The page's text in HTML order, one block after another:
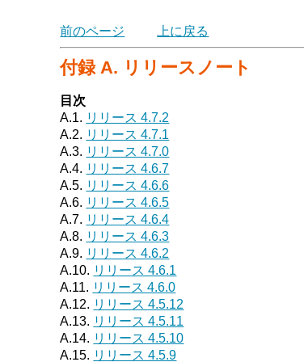
前のページ
上に戻る
付録 A. リリースノート
目次
A.1. リリース 4.7.2
A.2. リリース 4.7.1
A.3. リリース 4.7.0
A.4. リリース 4.6.7
A.5. リリース 4.6.6
A.6. リリース 4.6.5
A.7. リリース 4.6.4
A.8. リリース 4.6.3
A.9. リリース 4.6.2
A.10. リリース 4.6.1
A.11. リリース 4.6.0
A.12. リリース 4.5.12
A.13. リリース 4.5.11
A.14. リリース 4.5.10
A.15. リリース 4.5.9